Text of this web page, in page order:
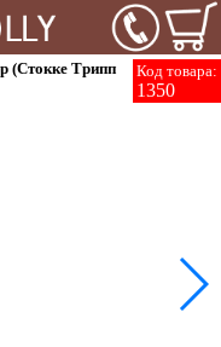
Код товара:
1350
(Стокке Трипп